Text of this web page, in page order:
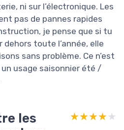
ni sur l’électronique. Les
pas de pannes rapides
je pense que si tu
dehors toute l’année, elle
sans problème. Ce n’est
usage saisonnier été /
les
★★★★★
★★★★★